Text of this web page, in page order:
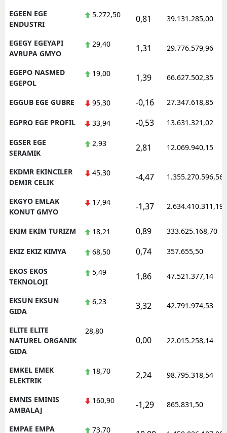
EGEEN EGE
ENDUSTRI
5.272,50 0,81 39.131.285,00
EGEGY EGEYAPI
AVRUPA GMYO
29,40 1,31 29.776.579,96
EGEPO NASMED
EGEPOL
19,00 1,39 66.627.502,35
EGGUB EGE GUBRE 95,30 -0,16 27.347.618,85
EGPRO EGE PROFIL 33,94 -0,53 13.631.321,02
EGSER EGE
SERAMIK
2,93 2,81 12.069.940,15
EKDMR EKINCILER
DEMIR CELIK
45,30 -4,47 1.355.270.596,56
EKGYO EMLAK
KONUT GMYO
17,94 -1,37 2.634.410.311,19
EKIM EKIM TURIZM 18,21 0,89 333.625.168,70
EKIZ EKIZ KIMYA 68,50 0,74 357.655,50
EKOS EKOS
TEKNOLOJI
5,49 1,86 47.521.377,14
EKSUN EKSUN
GIDA
6,23 3,32 42.791.974,53
ELITE ELITE
NATUREL ORGANIK
GIDA
28,80
0,00 22.015.258,14
EMKEL EMEK
ELEKTRIK
18,70 2,24 98.795.318,54
EMNIS EMINIS
AMBALAJ
160,90 -1,29 865.831,50
EMPAE EMPA
73,70